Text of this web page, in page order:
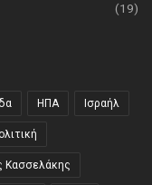
(19)
ΗΠΑ Ισραήλ
Κασσελάκης